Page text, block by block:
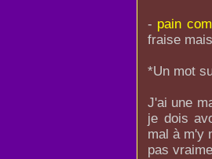
- pain
fraise
*Un mot
J'ai une
je dois
mal à m'y
pas